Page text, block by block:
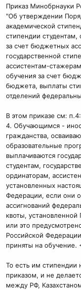
Приказ Минобрнауки
"Об утверждении
академической
стипендии
за счет бюджетных
государственной
ассистентам-
обучения за счет
бюджета, выплаты
отделений
В этом приказе см: п.4:
4. Обучающимся -
гражданства,
образовательные
выплачиваются
студентам,
ординаторам,
установленных
Федерации, если они
ассигнований
квоты,
или это
Российской
приняты на обучение.
То есть им стипендии
приказом, и не
между РФ,